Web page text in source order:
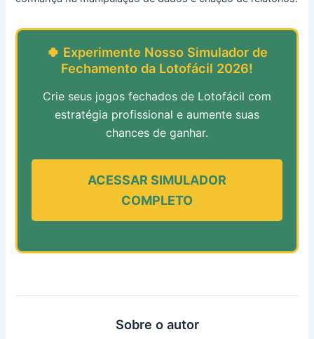
🍀 Experimente Nosso Simulador de
Fechamento da Lotofácil 2026!
Crie seus jogos fechados de Lotofácil com
estratégia profissional e aumente suas
chances de ganhar.
ACESSAR SIMULADOR
COMPLETO
Sobre o autor